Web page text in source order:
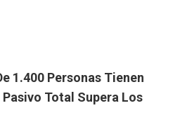
1.400 Personas Tienen
Pasivo Total Supera Los